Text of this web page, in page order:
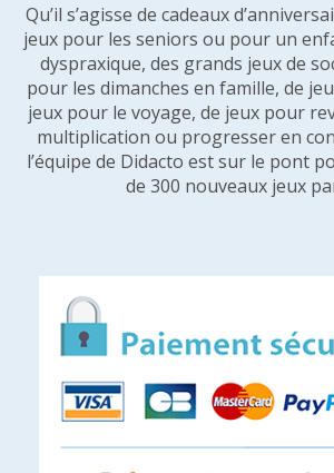
Qu’il s’agisse de cadeaux
jeux pour les seniors ou pour un
dyspraxique, des grands jeux de
pour les dimanches en famille, de
jeux pour le voyage, de jeux pour
multiplication ou progresser en
l’équipe de Didacto est sur le pont
de 300 nouveaux jeux